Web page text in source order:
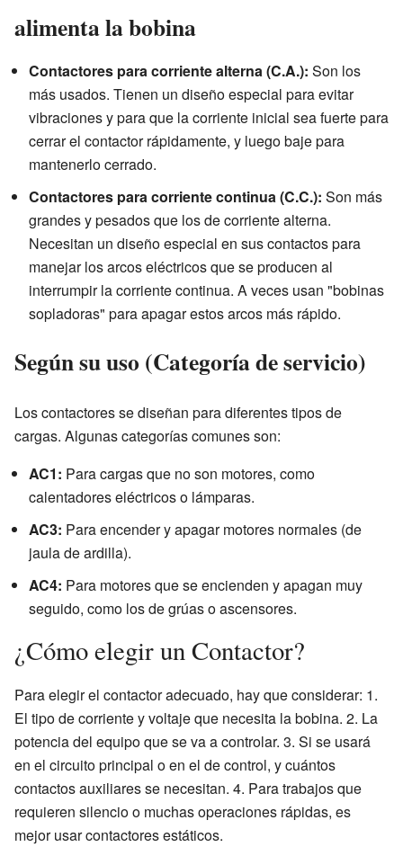
alimenta la bobina
Contactores para corriente alterna (C.A.): Son los
más usados. Tienen un diseño especial para evitar
vibraciones y para que la corriente inicial sea fuerte para
cerrar el contactor rápidamente, y luego baje para
mantenerlo cerrado.
Contactores para corriente continua (C.C.): Son más
grandes y pesados que los de corriente alterna.
Necesitan un diseño especial en sus contactos para
manejar los arcos eléctricos que se producen al
interrumpir la corriente continua. A veces usan "bobinas
sopladoras" para apagar estos arcos más rápido.
Según su uso (Categoría de servicio)
Los contactores se diseñan para diferentes tipos de
cargas. Algunas categorías comunes son:
AC1: Para cargas que no son motores, como
calentadores eléctricos o lámparas.
AC3: Para encender y apagar motores normales (de
jaula de ardilla).
AC4: Para motores que se encienden y apagan muy
seguido, como los de grúas o ascensores.
¿Cómo elegir un Contactor?
Para elegir el contactor adecuado, hay que considerar: 1.
El tipo de corriente y voltaje que necesita la bobina. 2. La
potencia del equipo que se va a controlar. 3. Si se usará
en el circuito principal o en el de control, y cuántos
contactos auxiliares se necesitan. 4. Para trabajos que
requieren silencio o muchas operaciones rápidas, es
mejor usar contactores estáticos.